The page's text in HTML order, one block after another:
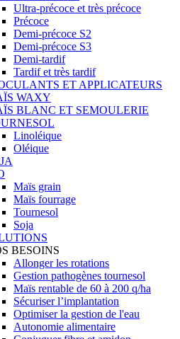
Ultra-précoce et très précoce
Précoce
Demi-précoce S2
Demi-précoce S3
Demi-tardif
Tardif et très tardif
ET APPLICATEURS
WAXY
BLANC ET SEMOULERIE
Linoléique
Oléique
Maïs grain
Maïs fourrage
Tournesol
Soja
BESOINS
Allonger les rotations
Gestion pathogènes tournesol
Maïs rentable de 60 à 200 q/ha
Sécuriser l’implantation
Optimiser la gestion de l'eau
Autonomie alimentaire